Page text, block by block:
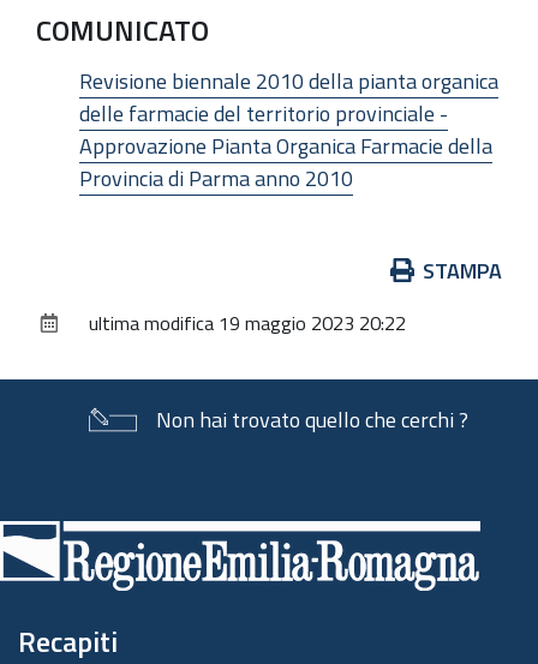
COMUNICATO
Revisione biennale 2010 della pianta organica
delle farmacie del territorio provinciale -
Approvazione Pianta Organica Farmacie della
Provincia di Parma anno 2010
documento
STAMPA
ultima modifica 19 maggio 2023 20:22
Non hai trovato quello che cerchi ?
di
pagina
Recapiti